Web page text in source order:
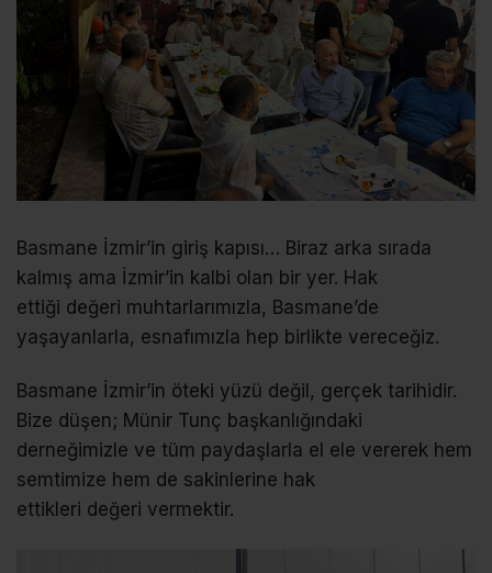
Basmane İzmir’in giriş kapısı… Biraz arka sırada
kalmış ama İzmir’in kalbi olan bir yer. Hak
ettiği değeri muhtarlarımızla, Basmane’de
yaşayanlarla, esnafımızla hep birlikte vereceğiz.
Basmane İzmir’in öteki yüzü değil, gerçek tarihidir.
Bize düşen; Münir Tunç başkanlığındaki
derneğimizle ve tüm paydaşlarla el ele vererek hem
semtimize hem de sakinlerine hak
ettikleri değeri vermektir.